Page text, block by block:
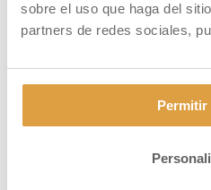
sobre el uso que haga del
partners de redes sociales,
Permitir